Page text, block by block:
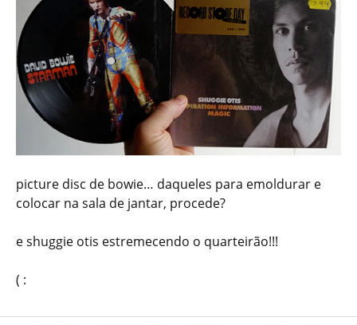
picture disc de bowie… daqueles para emoldurar e
colocar na sala de jantar, procede?
e shuggie otis estremecendo o quarteirão!!!
( :